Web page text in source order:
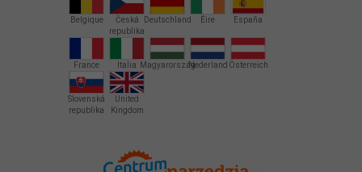
Belgique
Česká
republika
Deutschland Éire España
France Italia MagyarországNederland Österreich
Slovenská
republika
United
Kingdom